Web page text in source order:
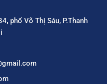
phố Võ Thị Sáu, P.Thanh